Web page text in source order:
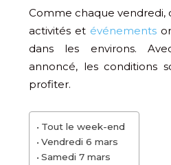
Comme chaque vendredi,
activités et événements
dans les environs.
annoncé, les conditions
profiter.
Tout le week-end
Vendredi 6 mars
Samedi 7 mars